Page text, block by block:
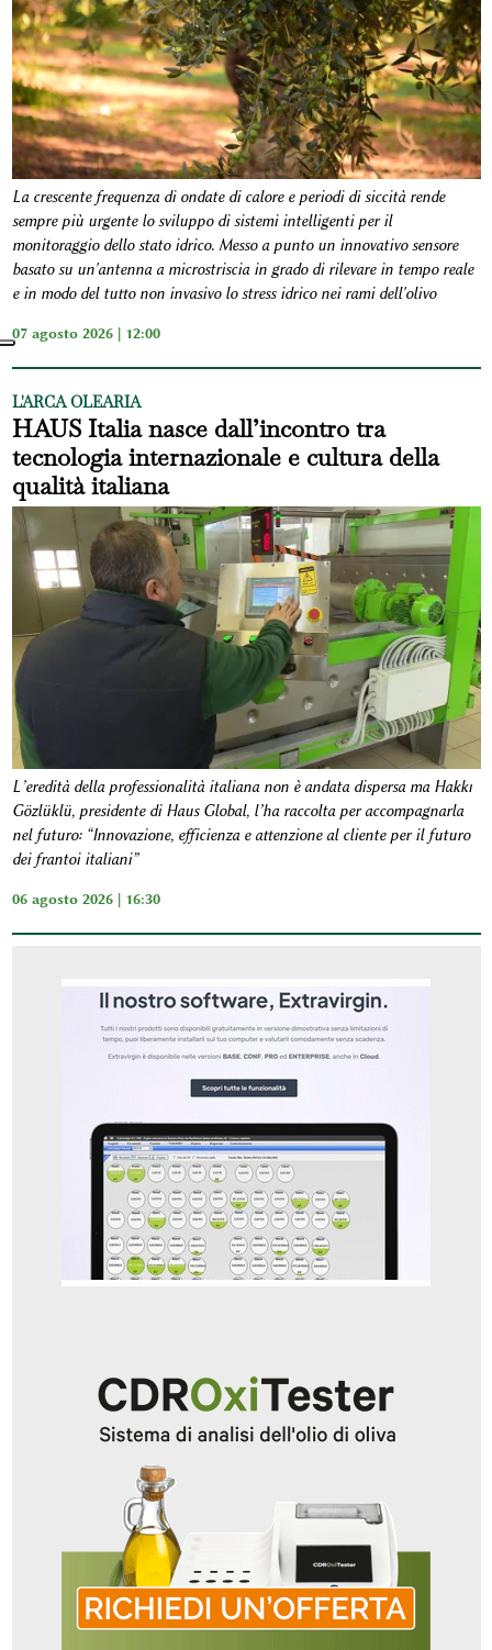
La crescente frequenza di ondate di calore e periodi di siccità rende
sempre più urgente lo sviluppo di sistemi intelligenti per il
monitoraggio dello stato idrico. Messo a punto un innovativo sensore
basato su un'antenna a microstriscia in grado di rilevare in tempo reale
e in modo del tutto non invasivo lo stress idrico nei rami dell'olivo
07 agosto 2026 | 12:00
L'ARCA OLEARIA
HAUS Italia nasce dall’incontro tra
tecnologia internazionale e cultura della
qualità italiana
L’eredità della professionalità italiana non è andata dispersa ma Hakkı
Gözlüklü, presidente di Haus Global, l’ha raccolta per accompagnarla
nel futuro: “Innovazione, efficienza e attenzione al cliente per il futuro
dei frantoi italiani”
06 agosto 2026 | 16:30